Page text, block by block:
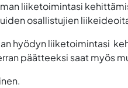
liiketoimintasi
osallistujien
hyödyn liiketoimintasi
päätteeksi saat myös